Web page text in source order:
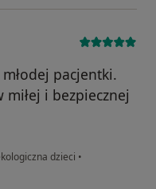
pacjentki.
i bezpiecznej
dzieci •